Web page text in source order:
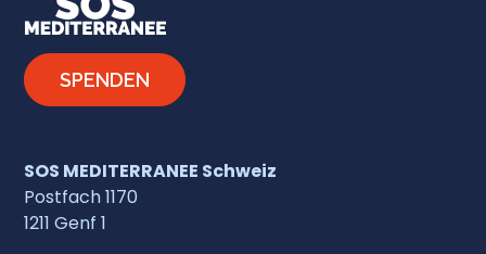
SPENDEN
SOS MEDITERRANEE Schweiz
Postfach 1170
1211 Genf 1